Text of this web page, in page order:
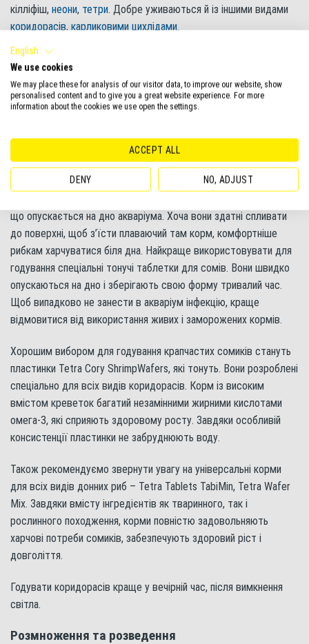
кілліфіш, неони, тетри. Добре уживаються й із іншими видами
коридорасів, карликовими цихлідами.
Варто уникати сусідства з великими хижими рибами, які,
незважаючи на потужний панцир коридорасів, можуть
проковтнути невеликих сомиків. Також варто звернути увагу,
що крапчасті сомики не люблять високої температури в
краще відмовитися.
Годування коридораса крапчастого
що опускається на дно акваріума. Хоча вони здатні спливати
до поверхні, щоб з’їсти плаваючий там корм, комфортніше
рибкам харчуватися біля дна. Найкраще використовувати для
годування спеціальні тонучі таблетки для сомів. Вони швидко
опускаються на дно і зберігають свою форму тривалий час.
Щоб випадково не занести в акваріум інфекцію, краще
відмовитися від використання живих і заморожених кормів.
Хорошим вибором для годування крапчастих сомиків стануть
пластинки Tetra Cory ShrimpWafers, які тонуть. Вони розроблені
спеціально для всіх видів коридорасів. Корм із високим
вмістом креветок багатий незамінними жирними кислотами
омега-3, які сприяють здоровому росту. Завдяки особливій
консистенції пластинки не забруднюють воду.
Також рекомендуємо звернути увагу на універсальні корми
для всіх видів донних риб – Tetra Tablets TabiMin, Tetra Wafer
Mix. Завдяки вмісту інгредієнтів як тваринного, так і
рослинного походження, корми повністю задовольняють
харчові потреби сомиків, забезпечують здоровий ріст і
довголіття.
Годувати коридорасів краще у вечірній час, після вимкнення
світла.
Розмноження та розведення
English
We use cookies
We may place these for analysis of our visitor data, to improve our website, show
personalised content and to give you a great website experience. For more
information about the cookies we use open the settings.
ACCEPT ALL
DENY NO, ADJUST